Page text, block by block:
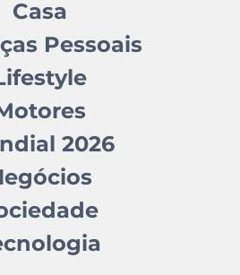
Casa
Pessoais
2026